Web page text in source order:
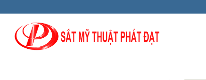
content